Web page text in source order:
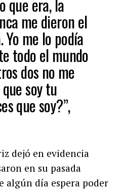
que era, la
me dieron el
me lo podía
todo el mundo
dos no me
soy tu
que soy?”,
dejó en evidencia
en su pasada
algún día espera poder